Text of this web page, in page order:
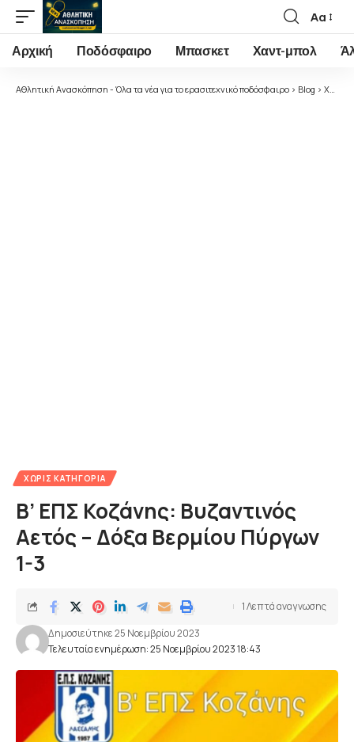
Font
Resizer
Αα
Αρχική Ποδόσφαιρο Μπασκετ Χαντ-μπολ
Αθλητική Ανασκόπηση - Όλα τα νέα για το ερασιτεχνικό ποδόσφαιρο > Blog > Χωρίς κατηγορία
ΧΩΡΊΣ ΚΑΤΗΓΟΡΊΑ
Β’ ΕΠΣ Κοζάνης: Βυζαντινός
Αετός – Δόξα Βερμίου Πύργων
1-3
Τελευταία ενημέρωση: 25 Νοεμβρίου 2023 18:43
Δημοσιεύτηκε 25 Νοεμβρίου 2023
1 Λεπτά αναγνωσης